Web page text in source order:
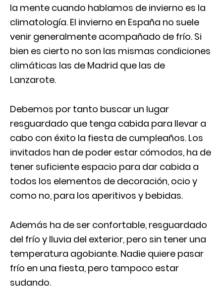
la mente cuando hablamos de invierno es la
climatología. El invierno en España no suele
venir generalmente acompañado de frío. Si
bien es cierto no son las mismas condiciones
climáticas las de Madrid que las de
Lanzarote.
Debemos por tanto buscar un lugar
resguardado que tenga cabida para llevar a
cabo con éxito la fiesta de cumpleaños. Los
invitados han de poder estar cómodos, ha de
tener suficiente espacio para dar cabida a
todos los elementos de decoración, ocio y
como no, para los aperitivos y bebidas.
Además ha de ser confortable, resguardado
del frío y lluvia del exterior, pero sin tener una
temperatura agobiante. Nadie quiere pasar
frío en una fiesta, pero tampoco estar
sudando.